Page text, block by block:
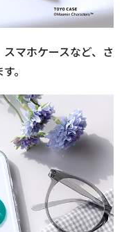
マホケースなど、さ
。